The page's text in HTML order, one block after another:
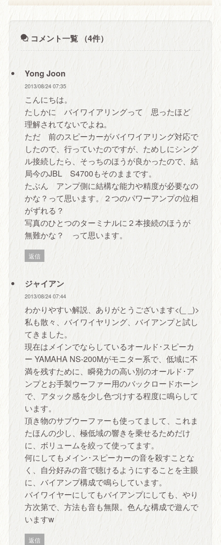
コメント一覧 （4件）
Yong Joon
2013/08/24 07:35
こんにちは。
たしかに バイワイアリングって 思ったほど
理解されてないでよね。
ただ 前のスピーカーがバイワイアリング対応で
したので、行っていたのですが、ためしにシング
ル接続したら、そっちのほうが良かったので、結
局今のJBL S4700もそのままです。
たぶん アンプ側に結構な能力や精度が必要なの
かな？って思います。２つのパワーアンプの位相
がずれる？
写真のひとつのターミナルに２本接続のほうが
無難かな？ って思います。
返信
ジャイアン
2013/08/24 07:44
わかりやすい解説、ありがとうございます<(_ _)>
私も散々、バイワイヤリング、バイアンプと試し
てきました。
現在はメインでならしているオールド･スピーカ
ー YAMAHA NS-200Mがモニター系で、低域に不
満を残すために、瞬発力の高い別のオールド･ア
ンプとお手製ウーファー用のバックロードホーン
で、アタック感を少し色づけする程度に鳴らして
います。
頂き物のサブウーファーも使ってまして、これま
たほんの少し、極低域の響きを乗せるためだけ
に、ボリュームを絞って使ってます。
何にしてもメイン･スピーカーの音を殺すことな
く、自分好みの音で聴けるようにすることを主眼
に、バイアンプ構成で鳴らしています。
バイワイヤーにしてもバイアンプにしても、やり
方次第で、方法も音も無限。色んな構成で遊んで
いますw
返信